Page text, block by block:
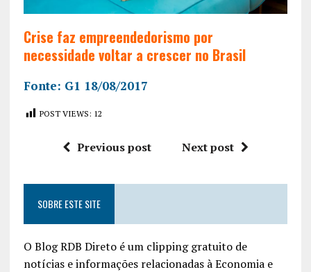
Crise faz empreendedorismo por
necessidade voltar a crescer no Brasil
Fonte: G1 18/08/2017
POST VIEWS: 12
Previous post Next post
SOBRE ESTE SITE
O Blog RDB Direto é um clipping gratuito de
notícias e informações relacionadas à Economia e